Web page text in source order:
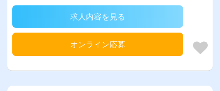
求人内容を見る
オンライン応募